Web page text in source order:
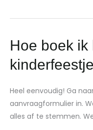
Hoe boek ik
Heel eenvoudig! Ga
aanvraagformulier in.
alles af te stemmen.
Hoe
ik
drum
kinderfeestje?